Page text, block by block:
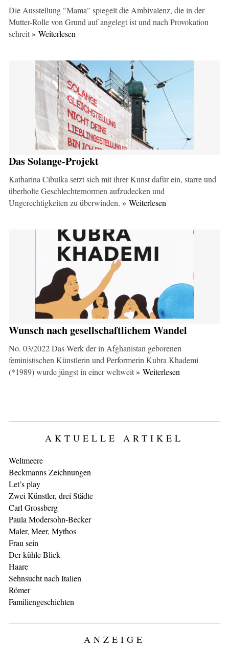
Die Ausstellung "Mama" spiegelt die Ambivalenz, die in der
Mutter-Rolle von Grund auf angelegt ist und nach Provokation
schreit» Weiterlesen
Das Solange-Projekt
Katharina Cibulka setzt sich mit ihrer Kunst dafür ein, starre und
überholte Geschlechternormen aufzudecken und
Ungerechtigkeiten zu überwinden.» Weiterlesen
Wunsch nach gesellschaftlichem Wandel
No. 03/2022 Das Werk der in Afghanistan geborenen
feministischen Künstlerin und Performerin Kubra Khademi
(*1989) wurde jüngst in einer weltweit» Weiterlesen
AKTUELLE ARTIKEL
Weltmeere
Beckmanns Zeichnungen
Let’s play
Zwei Künstler, drei Städte
Carl Grossberg
Paula Modersohn-Becker
Maler, Meer, Mythos
Frau sein
Der kühle Blick
Haare
Sehnsucht nach Italien
Römer
Familiengeschichten
ANZEIGE